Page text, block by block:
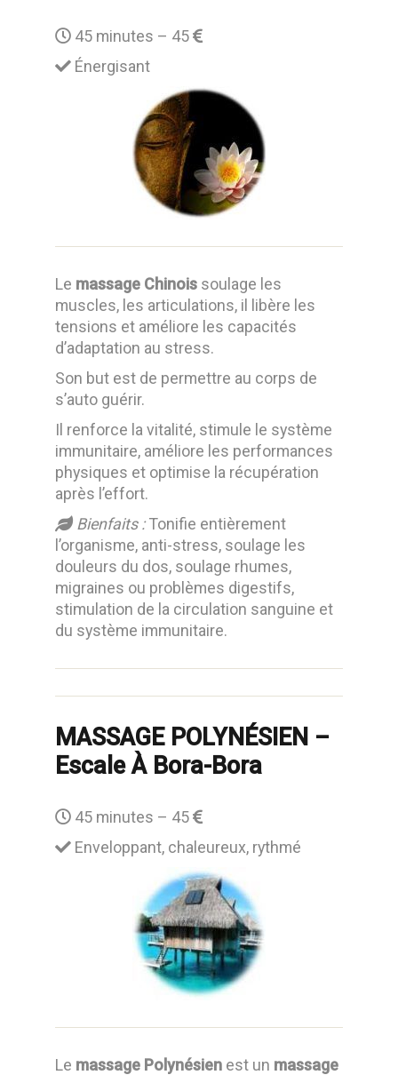
45 minutes – 45
Énergisant
Le massage Chinois soulage les
muscles, les articulations, il libère les
tensions et améliore les capacités
d’adaptation au stress.
Son but est de permettre au corps de
s’auto guérir.
Il renforce la vitalité, stimule le système
immunitaire, améliore les performances
physiques et optimise la récupération
après l’effort.
Bienfaits :Tonifie entièrement
l’organisme, anti-stress, soulage les
douleurs du dos, soulage rhumes,
migraines ou problèmes digestifs,
stimulation de la circulation sanguine et
du système immunitaire.
MASSAGE POLYNÉSIEN –
Escale À Bora-Bora
45 minutes – 45
Enveloppant, chaleureux, rythmé
Le massage Polynésien est un massage